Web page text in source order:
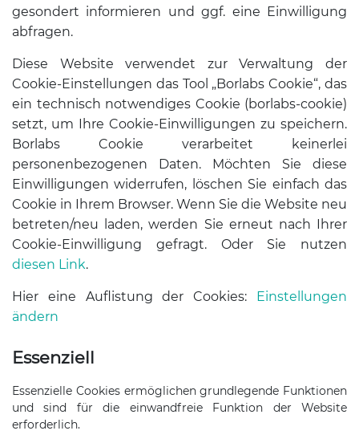
gesondert informieren und ggf. eine Einwilligung
abfragen.
Diese Website verwendet zur Verwaltung der
Cookie-Einstellungen das Tool „Borlabs Cookie“, das
ein technisch notwendiges Cookie (borlabs-cookie)
setzt, um Ihre Cookie-Einwilligungen zu speichern.
Borlabs Cookie verarbeitet keinerlei
personenbezogenen Daten. Möchten Sie diese
Einwilligungen widerrufen, löschen Sie einfach das
Cookie in Ihrem Browser. Wenn Sie die Website neu
betreten/neu laden, werden Sie erneut nach Ihrer
Cookie-Einwilligung gefragt. Oder Sie nutzen
diesen Link.
Hier eine Auflistung der Cookies: Einstellungen
ändern
Essenziell
Essenzielle Cookies ermöglichen grundlegende Funktionen
und sind für die einwandfreie Funktion der Website
erforderlich.